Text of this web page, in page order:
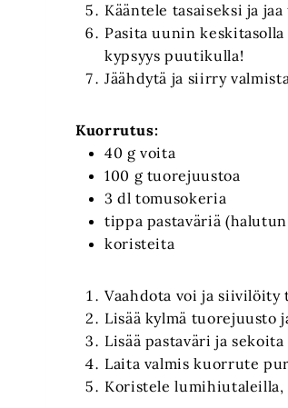
Kääntele tasaiseksi ja
Pasita uunin
kypsyys puutikulla!
Jäähdytä ja siirry
Kuorrutus:
40 g voita
100 g tuorejuustoa
3 dl tomusokeria
tippa pastaväriä
koristeita
Vaahdota voi ja siivilöity
Lisää kylmä tuorejuusto
Lisää pastaväri ja
Laita valmis kuorrute
Koristele